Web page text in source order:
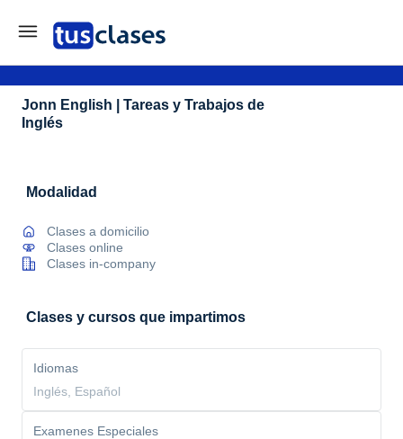
Jonn English | Tareas y Trabajos de
Inglés
Modalidad
Clases a domicilio
Clases online
Clases in-company
Clases y cursos que impartimos
Idiomas
Inglés, Español
Examenes Especiales